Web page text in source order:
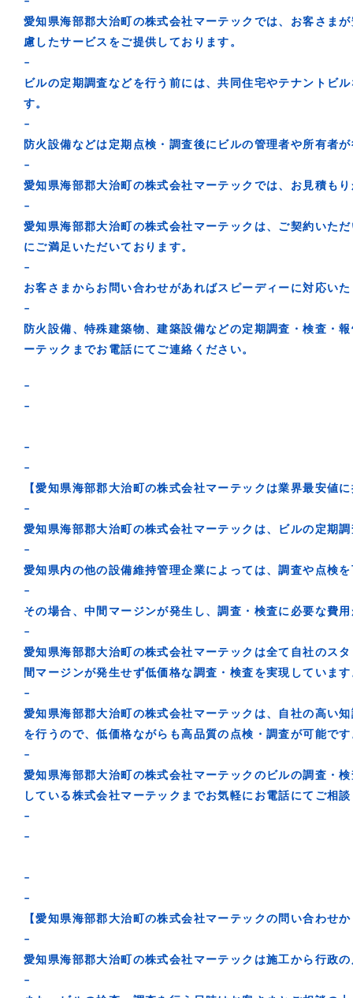
愛知県海部郡大治町の株式会社マーテックでは、お客さま
慮したサービスをご提供しております。
–
ビルの定期調査などを行う前には、共同住宅やテナントビ
す。
–
防火設備などは定期点検・調査後にビルの管理者や所有者
–
愛知県海部郡大治町の株式会社マーテックでは、お見積も
–
愛知県海部郡大治町の株式会社マーテックは、ご契約いた
にご満足いただいております。
–
お客さまからお問い合わせがあればスピーディーに対応い
–
防火設備、特殊建築物、建築設備などの定期調査・検査・
ーテックまでお電話にてご連絡ください。
–
–
–
–
【愛知県海部郡大治町の株式会社マーテックは業界最安値
–
愛知県海部郡大治町の株式会社マーテックは、ビルの定期
–
愛知県内の他の設備維持管理企業によっては、調査や点検
–
その場合、中間マージンが発生し、調査・検査に必要な費
–
愛知県海部郡大治町の株式会社マーテックは全て自社のス
間マージンが発生せず低価格な調査・検査を実現していま
–
愛知県海部郡大治町の株式会社マーテックは、自社の高い
を行うので、低価格ながらも高品質の点検・調査が可能で
–
愛知県海部郡大治町の株式会社マーテックのビルの調査・
している株式会社マーテックまでお気軽にお電話にてご相
–
–
–
–
【愛知県海部郡大治町の株式会社マーテックの問い合わせ
–
愛知県海部郡大治町の株式会社マーテックは施工から行政
–